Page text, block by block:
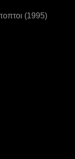
(1995)